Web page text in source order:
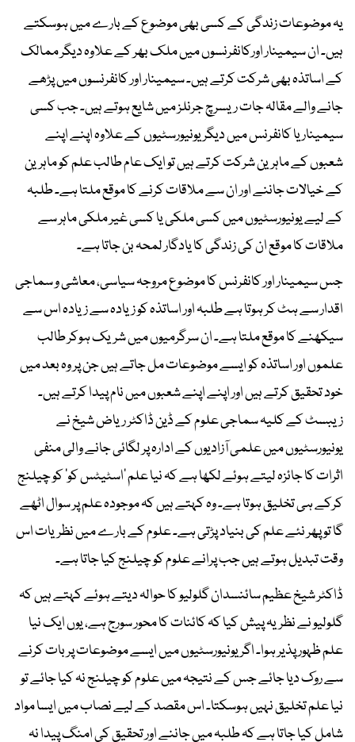
یہ موضوعات زندگی کے کسی بھی موضوع کے بارے میں ہوسکتے
ہیں۔ ان سیمینار اورکانفرنسوں میں ملک بھر کے علاوہ دیگر ممالک
کے اساتذہ بھی شرکت کرتے ہیں۔ سیمینار اور کانفرنسوں میں پڑھے
جانے والے مقالہ جات ریسرچ جرنلز میں شایع ہوتے ہیں۔ جب کسی
سیمینار یا کانفرنس میں دیگر یونیورسٹیوں کے علاوہ اپنے اپنے
شعبوں کے ماہرین شرکت کرتے ہیں تو ایک عام طالب علم کو ماہرین
کے خیالات جاننے اور ان سے ملاقات کرنے کا موقع ملتا ہے۔ طلبہ
کے لیے یونیورسٹیوں میں کسی ملکی یا کسی غیر ملکی ماہر سے
ملاقات کا موقع ان کی زندگی کا یادگار لمحہ بن جاتا ہے۔
جس سیمینار اور کانفرنس کا موضوع مروجہ سیاسی، معاشی و سماجی
اقدار سے ہٹ کر ہوتا ہے طلبہ اور اساتذہ کو زیادہ سے زیادہ اس سے
سیکھنے کا موقع ملتا ہے۔ ان سرگرمیوں میں شریک ہوکر طالب
علموں اور اساتذہ کو ایسے موضوعات مل جاتے ہیں جن پر وہ بعد میں
خود تحقیق کرتے ہیں اور اپنے اپنے شعبوں میں نام پیدا کرتے ہیں۔
زیبسٹ کے کلیہ سماجی علوم کے ڈین ڈاکٹر ریاض شیخ نے
یونیورسٹیوں میں علمی آزادیوں کے ادارہ پر لگائی جانے والی منفی
اثرات کا جائزہ لیتے ہوئے لکھا ہے کہ نیا علم ’اسٹیٹس کو‘ کو چیلنج
کرکے ہی تخلیق ہوتا ہے۔ وہ کہتے ہیں کہ موجودہ علم پر سوال اٹھے
گا تو پھر نئے علم کی بنیاد پڑتی ہے۔ علوم کے بارے میں نظریات اس
وقت تبدیل ہوتے ہیں جب پرانے علوم کو چیلنج کیا جاتا ہے۔
ڈاکٹر شیخ عظیم سائنسدان گلولیو کا حوالہ دیتے ہوئے کہتے ہیں کہ
گلولیو نے نظریہ پیش کیا کہ کائنات کا محور سورج ہے، یوں ایک نیا
علم ظہور پذیر ہوا۔ اگر یونیورسٹیوں میں ایسے موضوعات پر بات کرنے
سے روک دیا جائے جس کے نتیجہ میں علوم کو چیلنج نہ کیا جائے تو
نیا علم تخلیق نہیں ہوسکتا۔ اس مقصد کے لیے نصاب میں ایسا مواد
شامل کیا جاتا ہے کہ طلبہ میں جاننے اور تحقیق کی امنگ پیدا نہ